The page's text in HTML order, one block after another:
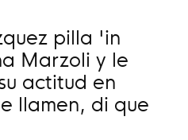
pilla 'in
Marzoli y le
actitud en
llamen, di que